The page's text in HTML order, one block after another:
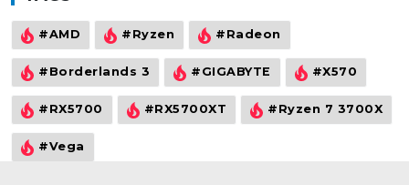
TAGS
#AMD #Ryzen #Radeon
#Borderlands 3 #GIGABYTE #X570
#RX5700